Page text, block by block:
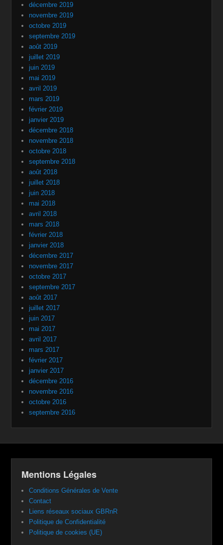
décembre 2019
novembre 2019
octobre 2019
septembre 2019
août 2019
juillet 2019
juin 2019
mai 2019
avril 2019
mars 2019
février 2019
janvier 2019
décembre 2018
novembre 2018
octobre 2018
septembre 2018
août 2018
juillet 2018
juin 2018
mai 2018
avril 2018
mars 2018
février 2018
janvier 2018
décembre 2017
novembre 2017
octobre 2017
septembre 2017
août 2017
juillet 2017
juin 2017
mai 2017
avril 2017
mars 2017
février 2017
janvier 2017
décembre 2016
novembre 2016
octobre 2016
septembre 2016
Mentions Légales
Conditions Générales de Vente
Contact
Liens réseaux sociaux GBRnR
Politique de Confidentialité
Politique de cookies (UE)